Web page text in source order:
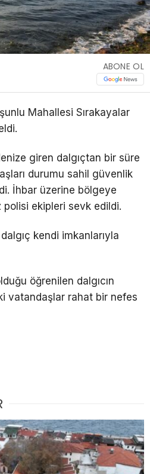
ABONE OL
Mahallesi Sırakayalar
giren dalgıçtan bir süre
durumu sahil güvenlik
İhbar üzerine bölgeye
ekipleri sevk edildi.
kendi imkanlarıyla
öğrenilen dalgıcın
vatandaşlar rahat bir nefes